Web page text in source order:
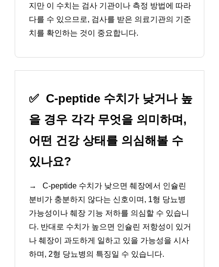
지만 이 수치는 검사 기관이나 측정 방법에 따라
다를 수 있으므로, 검사를 받은 의료기관의 기준
치를 확인하는 것이 중요합니다.
✅ C-peptide 수치가 낮거나 높
을 경우 각각 무엇을 의미하며,
어떤 건강 상태를 의심해볼 수
있나요?
→
C-peptide 수치가 낮으면 췌장에서 인슐린
분비가 충분하지 않다는 신호이며, 1형 당뇨병
가능성이나 췌장 기능 저하를 의심할 수 있습니
다. 반대로 수치가 높으면 인슐린 저항성이 있거
나 췌장이 과도하게 일하고 있을 가능성을 시사
하며, 2형 당뇨병의 특징일 수 있습니다.